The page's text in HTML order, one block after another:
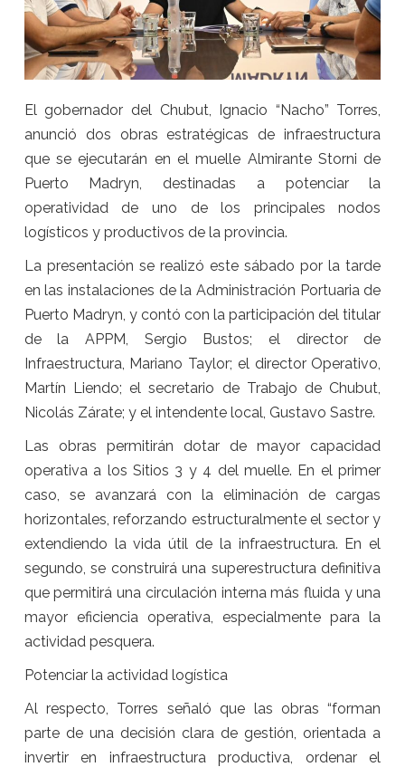
El gobernador del Chubut, Ignacio “Nacho” Torres,
anunció dos obras estratégicas de infraestructura
que se ejecutarán en el muelle Almirante Storni de
Puerto Madryn, destinadas a potenciar la
operatividad de uno de los principales nodos
logísticos y productivos de la provincia.
La presentación se realizó este sábado por la tarde
en las instalaciones de la Administración Portuaria de
Puerto Madryn, y contó con la participación del titular
de la APPM, Sergio Bustos; el director de
Infraestructura, Mariano Taylor; el director Operativo,
Martín Liendo; el secretario de Trabajo de Chubut,
Nicolás Zárate; y el intendente local, Gustavo Sastre.
Las obras permitirán dotar de mayor capacidad
operativa a los Sitios 3 y 4 del muelle. En el primer
caso, se avanzará con la eliminación de cargas
horizontales, reforzando estructuralmente el sector y
extendiendo la vida útil de la infraestructura. En el
segundo, se construirá una superestructura definitiva
que permitirá una circulación interna más fluida y una
mayor eficiencia operativa, especialmente para la
actividad pesquera.
Potenciar la actividad logística
Al respecto, Torres señaló que las obras “forman
parte de una decisión clara de gestión, orientada a
invertir en infraestructura productiva, ordenar el